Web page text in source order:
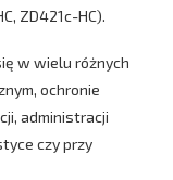
ZD421c-HC).
w wielu różnych
ochronie
administracji
czy przy